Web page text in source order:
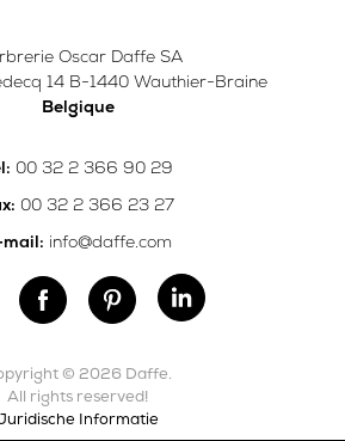
Oscar Daffe SA
14 B-1440 Wauthier-Braine
Belgique
00 32 2 366 90 29
00 32 2 366 23 27
mail: info@daffe.com
© 2026 Daffe.
All rights reserved!
Informatie